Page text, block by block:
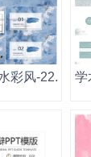
彩风-22.pptx学